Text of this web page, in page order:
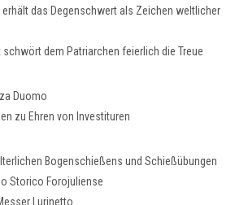
erhält das Degenschwert als Zeichen weltlicher
dem Patriarchen feierlich die Treue
Duomo
zu Ehren von Investituren
Bogenschießens und Schießübungen
Storico Forojuliense
Lurinetto